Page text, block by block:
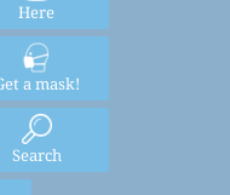
Here
a mask!
Search